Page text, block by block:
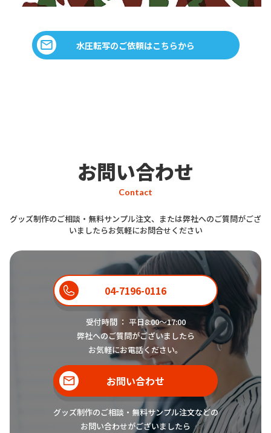
水圧転写のご依頼はこちらから
お問い合わせ
Contact
グッズ制作のご相談・無料サンプル注文、または弊社へのご質問がござ
いましたらお気軽にお問合せください
04-7196-0116
受付時間 ： 平日8:00〜17:00
弊社へのご質問がございましたら
お気軽にお電話ください。
お問い合わせ
グッズ制作のご相談・無料サンプル注文などの
お問い合わせがございましたら